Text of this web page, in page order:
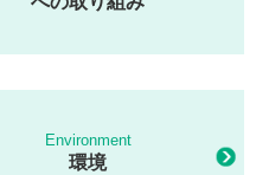
Environment
環境